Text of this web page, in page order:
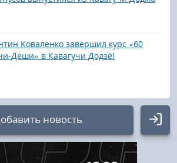
Коваленко завершил курс «60
Деши» в Кавагучи Додзё!
новость
Авторизация